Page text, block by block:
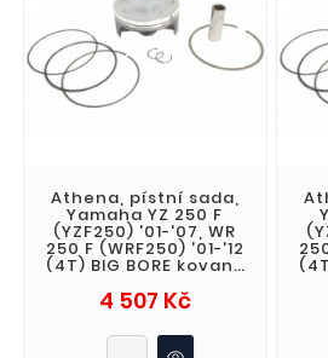
Athena, pístní sada,
Yamaha YZ 250 F
(YZF250) '01-'07, WR
250 F (WRF250) '01-'12
(4T) BIG BORE kovaný
82,96mm) (O
4 507 KčCena